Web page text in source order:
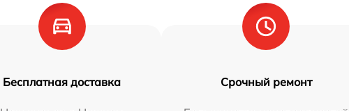
Бесплатная доставка Срочный ремонт